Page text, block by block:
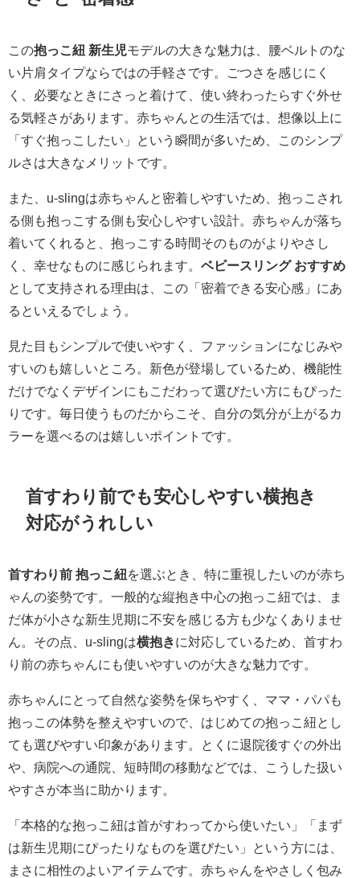
この抱っこ紐 新生児モデルの大きな魅力は、腰ベルトのな
い片肩タイプならではの手軽さです。ごつさを感じにく
く、必要なときにさっと着けて、使い終わったらすぐ外せ
る気軽さがあります。赤ちゃんとの生活では、想像以上に
「すぐ抱っこしたい」という瞬間が多いため、このシンプ
ルさは大きなメリットです。
また、u-slingは赤ちゃんと密着しやすいため、抱っこされ
る側も抱っこする側も安心しやすい設計。赤ちゃんが落ち
着いてくれると、抱っこする時間そのものがよりやさし
く、幸せなものに感じられます。 ベビースリング おすすめ
として支持される理由は、この「密着できる安心感」にあ
るといえるでしょう。
見た目もシンプルで使いやすく、ファッションになじみや
すいのも嬉しいところ。新色が登場しているため、機能性
だけでなくデザインにもこだわって選びたい方にもぴった
りです。毎日使うものだからこそ、自分の気分が上がるカ
ラーを選べるのは嬉しいポイントです。
首すわり前でも安心しやすい横抱き
対応がうれしい
首すわり前 抱っこ紐を選ぶとき、特に重視したいのが赤ち
ゃんの姿勢です。一般的な縦抱き中心の抱っこ紐では、ま
だ体が小さな新生児期に不安を感じる方も少なくありませ
ん。その点、u-slingは横抱きに対応しているため、首すわ
り前の赤ちゃんにも使いやすいのが大きな魅力です。
赤ちゃんにとって自然な姿勢を保ちやすく、ママ・パパも
抱っこの体勢を整えやすいので、はじめての抱っこ紐とし
ても選びやすい印象があります。とくに退院後すぐの外出
や、病院への通院、短時間の移動などでは、こうした扱い
やすさが本当に助かります。
「本格的な抱っこ紐は首がすわってから使いたい」「まず
は新生児期にぴったりなものを選びたい」という方には、
まさに相性のよいアイテムです。赤ちゃんをやさしく包み